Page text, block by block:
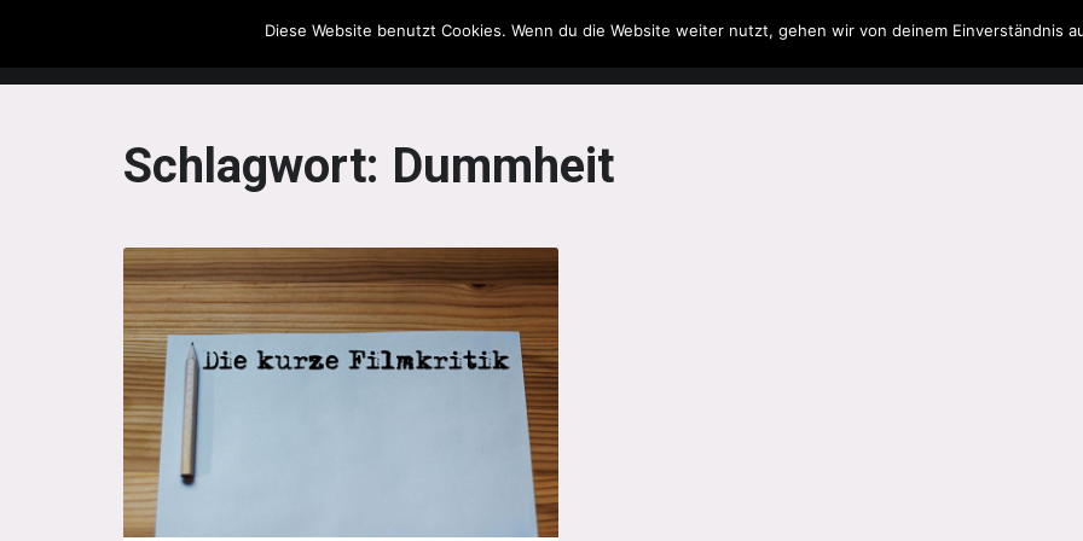
The Howling Men Filme & Serien Musik Spielzeug Literatur
Schlagwort: Dummheit
Diese Website benutzt Cookies. Wenn du die Website weiter nutzt, gehen wir von deinem Einverständnis